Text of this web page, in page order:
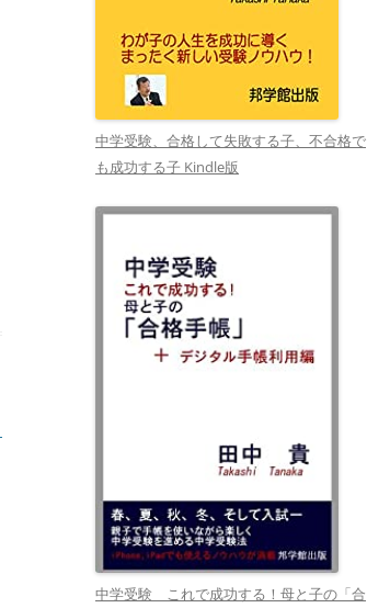
中学受験、合格して失敗する子、不合格で
も成功する子 Kindle版
中学受験 これで成功する！母と子の「合